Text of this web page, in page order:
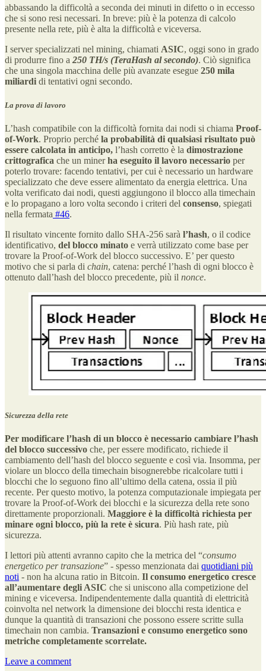
abbassando la difficoltà a seconda dei minuti in difetto o in eccesso
che si sono resi necessari. In breve: più è la potenza di calcolo
presente nella rete, più è alta la difficoltà e viceversa.
I server specializzati nel mining, chiamati ASIC, oggi sono in grado
di produrre fino a 250 TH/s (TeraHash al secondo). Ciò significa
che una singola macchina delle più avanzate esegue 250 mila
miliardi di tentativi ogni secondo.
La prova di lavoro
L’hash compatibile con la difficoltà fornita dai nodi si chiama Proof-
of-Work. Proprio perché la probabilità di qualsiasi risultato può
essere calcolata in anticipo, l’hash corretto è la dimostrazione
crittografica che un minerha eseguito il lavoro necessario per
poterlo trovare: facendo tentativi, per cui è necessario un hardware
specializzato che deve essere alimentato da energia elettrica. Una
volta verificato dai nodi, questi aggiungono il blocco alla timechain
e lo propagano a loro volta secondo i criteri del consenso, spiegati
nella fermata #46.
Il risultato vincente fornito dallo SHA-256 sarà l’hash, o il codice
identificativo, del blocco minato e verrà utilizzato come base per
trovare la Proof-of-Work del blocco successivo. E’ per questo
motivo che si parla di chain, catena: perché l’hash di ogni blocco è
ottenuto dall’hash del blocco precedente, più il nonce.
Sicurezza della rete
Per modificare l’hash di un blocco è necessario cambiare l’hash
del blocco successivo che, per essere modificato, richiede il
cambiamento dell’hash del blocco seguente e così via. Insomma, per
violare un blocco della timechain bisognerebbe ricalcolare tutti i
blocchi che lo seguono fino all’ultimo della catena, ossia il più
recente. Per questo motivo, la potenza computazionale impiegata per
trovare la Proof-of-Work dei blocchi e la sicurezza della rete sono
direttamente proporzionali. Maggiore è la difficoltà richiesta per
minare ogni blocco, più la rete è sicura. Più hash rate, più
sicurezza.
I lettori più attenti avranno capito che la metrica del “consumo
energetico per transazione” - spesso menzionata dai quotidiani più
noti - non ha alcuna ratio in Bitcoin. Il consumo energetico cresce
all’aumentare degli ASIC che si uniscono alla competizione del
mining e viceversa. Indipendentemente dalla quantità di elettricità
coinvolta nel network la dimensione dei blocchi resta identica e
dunque la quantità di transazioni che possono essere scritte sulla
timechain non cambia. Transazioni e consumo energetico sono
metriche completamente scorrelate.
Leave a comment